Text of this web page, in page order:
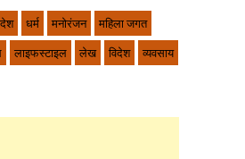
देश धर्म मनोरंजन
महिला जगत
लाइफस्टाइल लेख विदेश
व्यवसाय